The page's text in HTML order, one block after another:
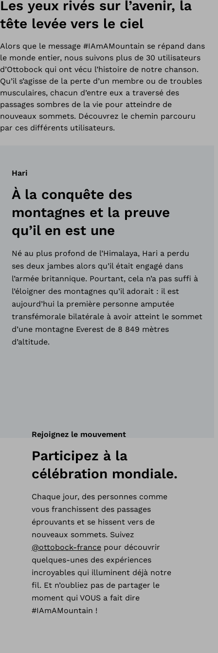
Les yeux rivés sur l’avenir, la
tête levée vers le ciel
Alors que le message #IAmAMountain se répand dans
le monde entier, nous suivons plus de 30 utilisateurs
d’Ottobock qui ont vécu l’histoire de notre chanson.
Qu’il s’agisse de la perte d’un membre ou de troubles
musculaires, chacun d’entre eux a traversé des
passages sombres de la vie pour atteindre de
nouveaux sommets. Découvrez le chemin parcouru
par ces différents utilisateurs.
Hari
À la conquête des
montagnes et la preuve
qu’il en est une
Né au plus profond de l’Himalaya, Hari a perdu
ses deux jambes alors qu’il était engagé dans
l’armée britannique. Pourtant, cela n’a pas suffi à
l’éloigner des montagnes qu’il adorait : il est
aujourd’hui la première personne amputée
transfémorale bilatérale à avoir atteint le sommet
d’une montagne Everest de 8 849 mètres
d’altitude.
Rejoignez le mouvement
Participez à la
célébration mondiale.
Chaque jour, des personnes comme
vous franchissent des passages
éprouvants et se hissent vers de
nouveaux sommets. Suivez
@ottobock-francepour découvrir
quelques-unes des expériences
incroyables qui illuminent déjà notre
fil. Et n’oubliez pas de partager le
moment qui VOUS a fait dire
#IAmAMountain !